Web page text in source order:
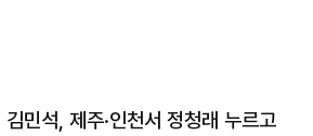
김민석, 제주·인천서 정청래 누르고